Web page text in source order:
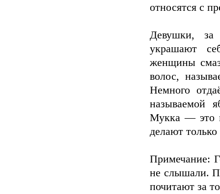
относятся с
Девушки, за
украшают
женщины
волос,
Немного
называемой
Мукка — это
делают
Примечание:
не слышали.
почитают за